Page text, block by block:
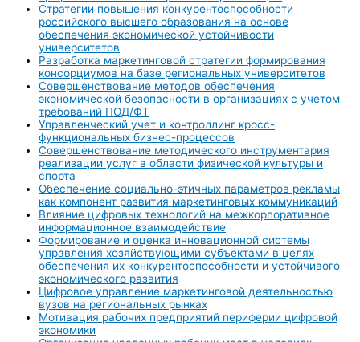
Стратегии повышения конкурентоспособности
российского высшего образования на основе
обеспечения экономической устойчивости
университетов
Разработка маркетинговой стратегии формирования
консорциумов на базе региональных университетов
Совершенствование методов обеспечения
экономической безопасности в организациях с учетом
требований ПОД/ФТ
Управленческий учет и контроллинг кросс-
функциональных бизнес-процессов
Совершенствование методического инструментария
реализации услуг в области физической культуры и
спорта
Обеспечение социально-этичных параметров рекламы
как компонент развития маркетинговых коммуникаций
Влияние цифровых технологий на межкорпоративное
информационное взаимодействие
Формирование и оценка инновационной системы
управления хозяйствующими субъектами в целях
обеспечения их конкурентоспособности и устойчивого
экономического развития
Цифровое управление маркетинговой деятельностью
вузов на региональных рынках
Мотивация рабочих предприятий периферии цифровой
экономики